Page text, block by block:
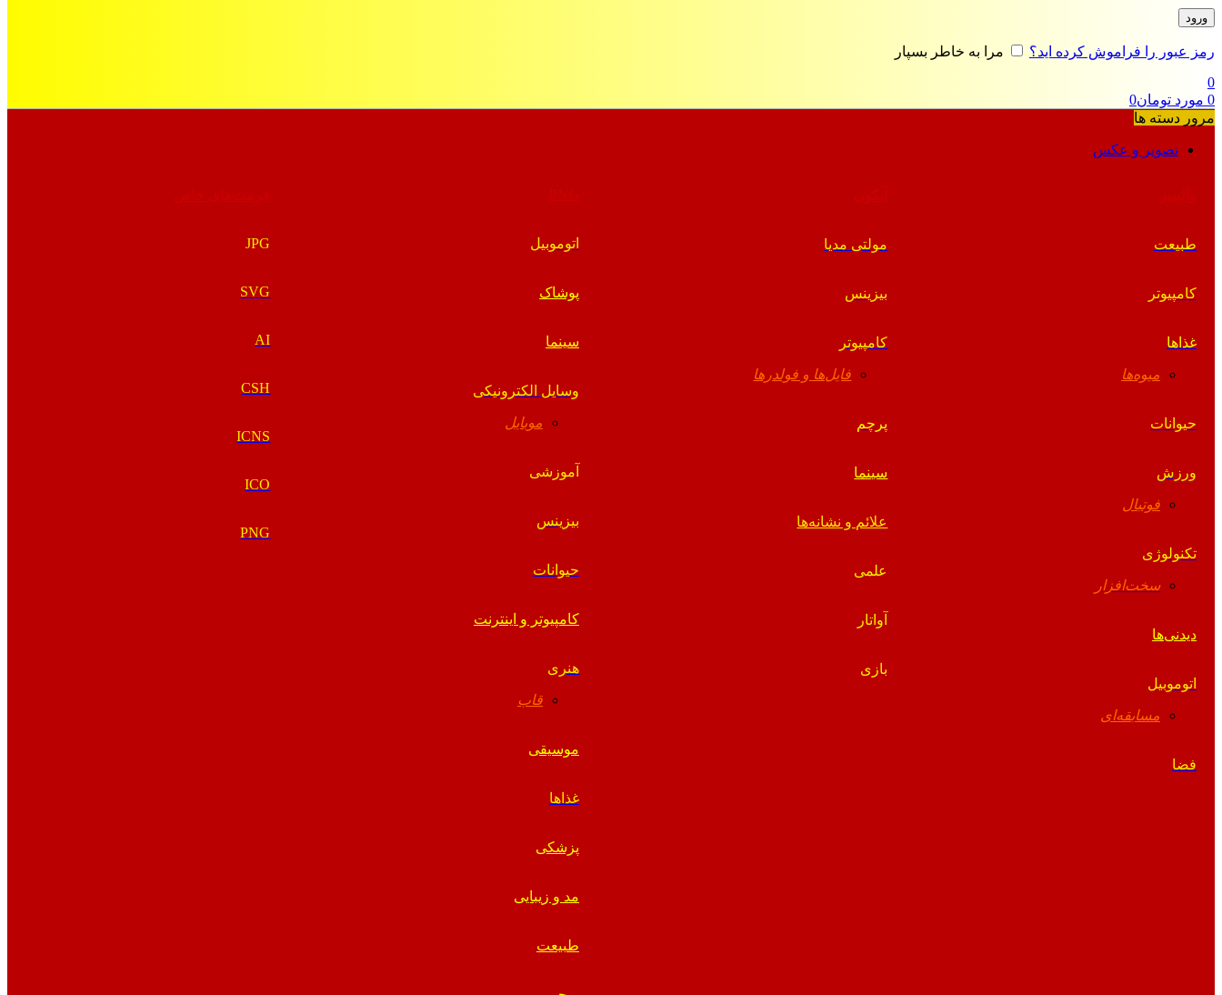
ورود
رمز عبور را فراموش کرده اید؟
مرا به خاطر بسپار
0
0 مورد تومان0
مرور دسته ها
تصویر و عکس
JPG
SVG
AI
CSH
ICNS
ICO
PNG
اتوموبیل
پوشاک
سینما
وسایل الکترونیکی
موبایل
آموزشی
بیزینس
حیوانات
کامپیوتر و اینترنت
هنری
قاب
موسیقی
غذاها
پزشکی
مد و زیبایی
طبیعت
مولتی مدیا
بیزینس
کامپیوتر
فایل‌ها و فولدرها
پرچم
سینما
علائم و نشانه‌ها
علمی
آواتار
بازی
طبیعت
کامپیوتر
غذاها
میوه‌ها
حیوانات
ورزش
فوتبال
تکنولوژی
سخت‌افزار
دیدنی‌ها
اتوموبیل
مسابقه‌ای
فضا